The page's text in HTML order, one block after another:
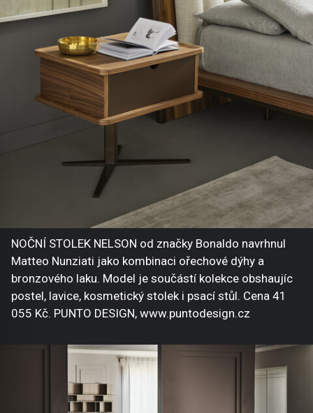
NOČNÍ STOLEK NELSON od značky Bonaldo navrhnul
Matteo Nunziati jako kombinaci ořechové dýhy a
bronzového laku. Model je součástí kolekce obshaujíc
postel, lavice, kosmetický stolek i psací stůl. Cena 41
055 Kč. PUNTO DESIGN, www.puntodesign.cz